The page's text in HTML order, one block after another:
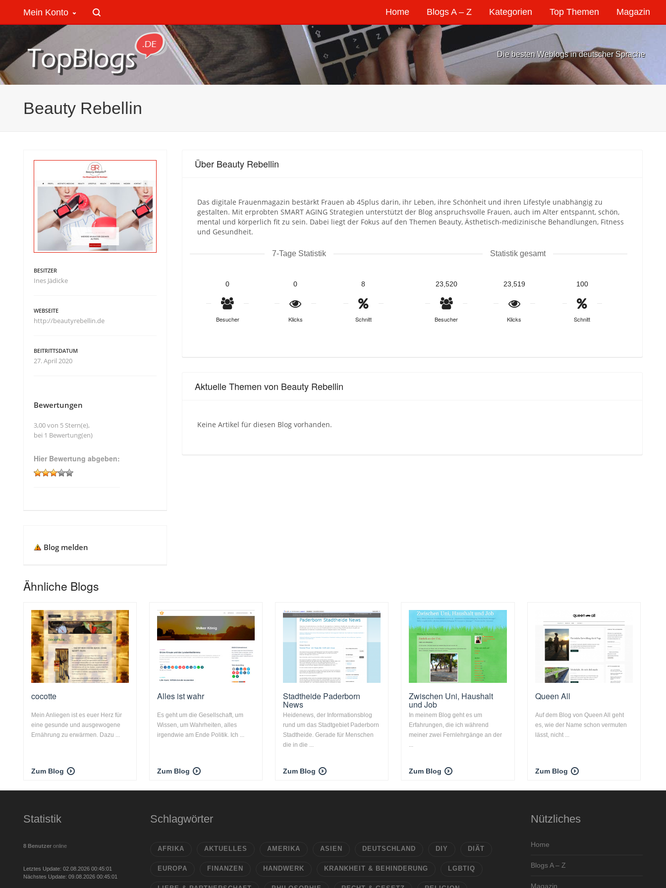
Home Blogs A – Z Kategorien Top Themen Magazin
Mein Konto
Die besten Weblogs in deutscher Sprache
Beauty Rebellin
Über Beauty Rebellin
Das digitale Frauenmagazin bestärkt Frauen ab 45plus darin, ihr Leben, ihre Schönheit und ihren Lifestyle unabhängig zu
gestalten. Mit erprobten SMART AGING Strategien unterstützt der Blog anspruchsvolle Frauen, auch im Alter entspannt, schön,
mental und körperlich fit zu sein. Dabei liegt der Fokus auf den Themen Beauty, Ästhetisch-medizinische Behandlungen, Fitness
und Gesundheit.
7-Tage Statistik
0
Besucher
0
Klicks
8
Schnitt
Statistik gesamt
23,520
Besucher
23,519
Klicks
100
Schnitt
Aktuelle Themen von Beauty Rebellin
Keine Artikel für diesen Blog vorhanden.
BESITZER
Ines Jädicke
WEBSEITE
http://beautyrebellin.de
BEITRITTSDATUM
27. April 2020
Bewertungen
3,00 von 5 Stern(e),
bei 1 Bewertung(en)
Hier Bewertung abgeben:
Blog melden
Ähnliche Blogs
cocotte
Mein Anliegen ist es euer Herz für
eine gesunde und ausgewogene
Ernährung zu erwärmen. Dazu ...
Zum Blog
Alles ist wahr
Es geht um die Gesellschaft, um
Wissen, um Wahrheiten, alles
irgendwie am Ende Politik. Ich ...
Zum Blog
Stadtheide Paderborn
News
Heidenews, der Informationsblog
rund um das Stadtgebiet Paderborn
Stadtheide. Gerade für Menschen
die in die ...
Zum Blog
Zwischen Uni, Haushalt
und Job
In meinem Blog geht es um
Erfahrungen, die ich während
meiner zwei Fernlehrgänge an der
...
Zum Blog
Queen All
Auf dem Blog von Queen All geht
es, wie der Name schon vermuten
lässt, nicht ...
Zum Blog
Statistik
8 Benutzer online
Letztes Update: 02.08.2026 00:45:01
Nächstes Update: 09.08.2026 00:45:01
Schlagwörter
AFRIKA AKTUELLES AMERIKA ASIEN DEUTSCHLAND DIY DIÄT
EUROPA FINANZEN HANDWERK KRANKHEIT & BEHINDERUNG LGBTIQ
Nützliches
Home
Blogs A – Z
Magazin